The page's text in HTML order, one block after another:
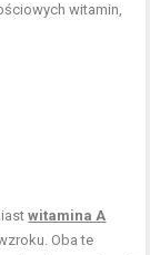
witamin,
witamina A
Oba te